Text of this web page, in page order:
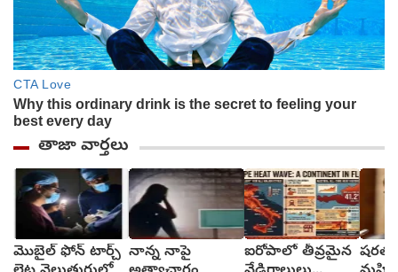
తాజా వార్తలు
మొబైల్ ఫోన్ టార్చ్ నాన్న నాపై
ఐరోపాలో తీవ్రమైన